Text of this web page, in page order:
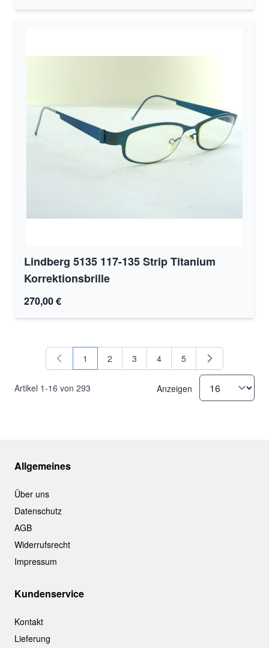
Lindberg 5135 117-135 Strip Titanium
Korrektionsbrille
270,00 €
Artikel 1-16 von 293
Sie lesen gerade Seite
1 Seite
2 Seite
3 Seite
4 Seite
5
Anzeigen
Allgemeines
Über uns
Datenschutz
AGB
Widerrufsrecht
Impressum
Kundenservice
Kontakt
Lieferung